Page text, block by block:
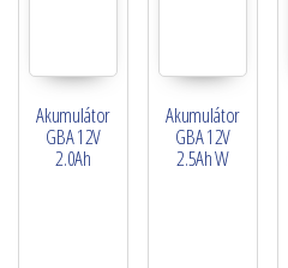
Akumulátor
GBA 12V
2.0Ah
Akumulátor
GBA 12V
2.5Ah W